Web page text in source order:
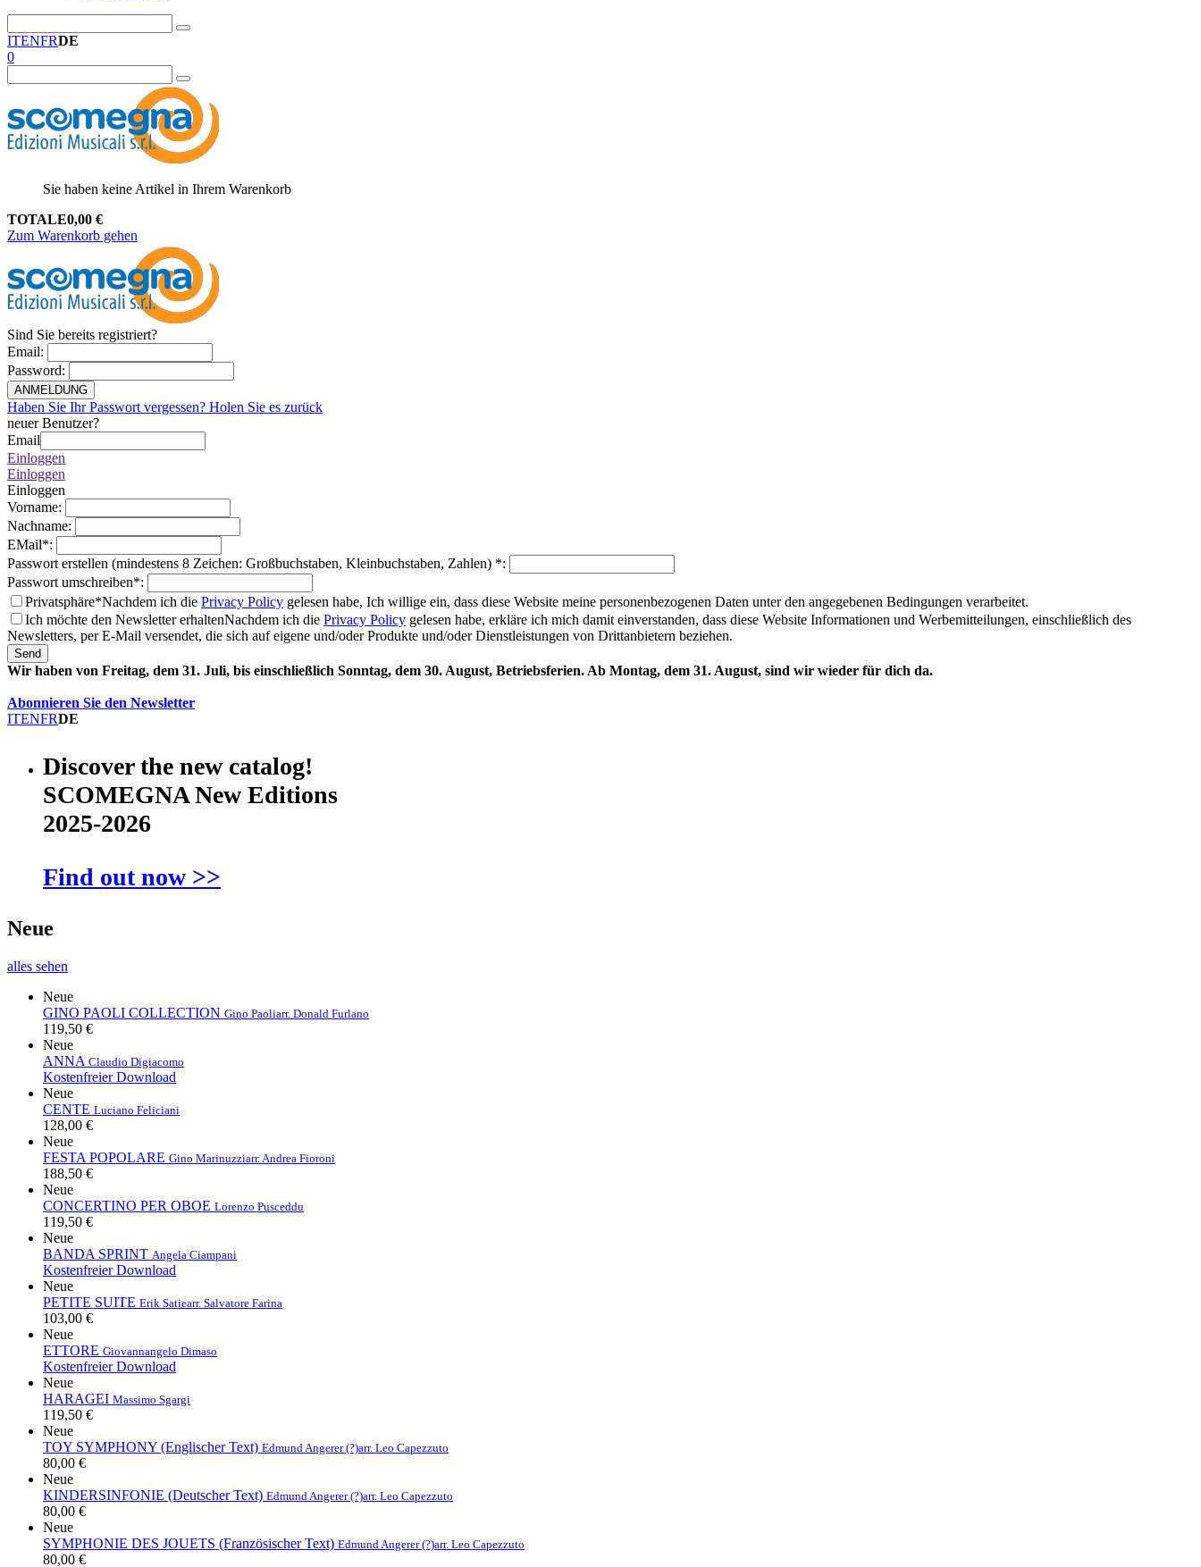
ITENFRDE
0
Sie haben keine Artikel in Ihrem Warenkorb
TOTALE0,00 €
Zum Warenkorb gehen
Sind Sie bereits registriert?
Email:
Password:
ANMELDUNG
Haben Sie Ihr Passwort vergessen? Holen Sie es zurück
neuer Benutzer?
Email
Einloggen
Einloggen
Einloggen
Vorname:
Nachname:
EMail*:
Passwort erstellen (mindestens 8 Zeichen: Großbuchstaben, Kleinbuchstaben, Zahlen) *:
Passwort umschreiben*:
Privatsphäre*Nachdem ich die Privacy Policy gelesen habe, Ich willige ein, dass diese Website meine personenbezogenen Daten unter den angegebenen Bedingungen verarbeitet.
Ich möchte den Newsletter erhaltenNachdem ich die Privacy Policy gelesen habe, erkläre ich mich damit einverstanden, dass diese Website Informationen und Werbemitteilungen, einschließlich des
Newsletters, per E-Mail versendet, die sich auf eigene und/oder Produkte und/oder Dienstleistungen von Drittanbietern beziehen.
Send
Wir haben von Freitag, dem 31. Juli, bis einschließlich Sonntag, dem 30. August, Betriebsferien. Ab Montag, dem 31. August, sind wir wieder für dich da.
Abonnieren Sie den Newsletter
ITENFRDE
Discover the new catalog!
SCOMEGNA New Editions
2025-2026
Find out now >>
Neue
alles sehen
Neue
GINO PAOLI COLLECTION Gino Paoliarr. Donald Furlano
119,50 €
Neue
ANNA Claudio Digiacomo
Kostenfreier Download
Neue
CENTE Luciano Feliciani
128,00 €
Neue
FESTA POPOLARE Gino Marinuzziarr. Andrea Fioroni
188,50 €
Neue
CONCERTINO PER OBOE Lorenzo Pusceddu
119,50 €
Neue
BANDA SPRINT Angela Ciampani
Kostenfreier Download
Neue
PETITE SUITE Erik Satiearr. Salvatore Farina
103,00 €
Neue
ETTORE Giovannangelo Dimaso
Kostenfreier Download
Neue
HARAGEI Massimo Sgargi
119,50 €
Neue
TOY SYMPHONY (Englischer Text) Edmund Angerer (?)arr. Leo Capezzuto
80,00 €
Neue
KINDERSINFONIE (Deutscher Text) Edmund Angerer (?)arr. Leo Capezzuto
80,00 €
Neue
SYMPHONIE DES JOUETS (Französischer Text) Edmund Angerer (?)arr. Leo Capezzuto
80,00 €